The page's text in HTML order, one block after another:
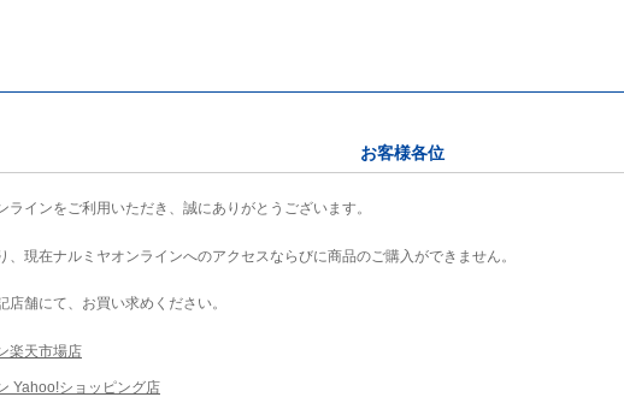
お客様各位
ラインをご利用いただき、誠にありがとうございます。
、現在ナルミヤオンラインへのアクセスならびに商品のご購入ができません。
店舗にて、お買い求めください。
楽天市場店
Yahoo!ショッピング店